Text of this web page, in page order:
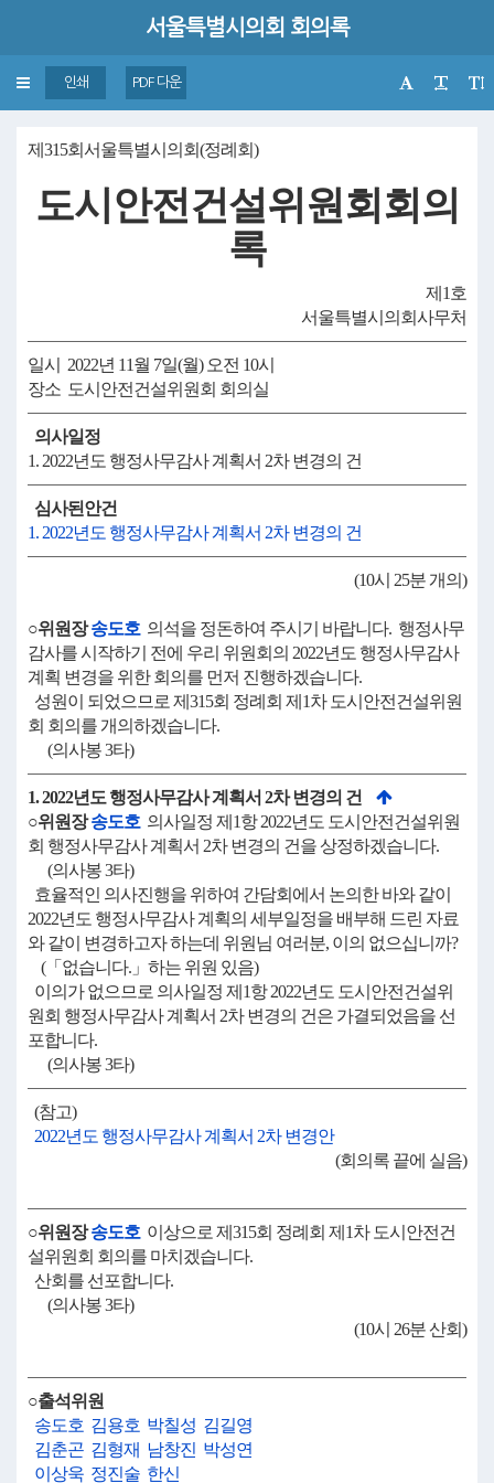
서울특별시의회 회의록
Toggle
navigation
인쇄 PDF 다운
제315회서울특별시의회(정례회)
도시안전건설위원회회의
록
제1호
서울특별시의회사무처
일시 2022년 11월 7일(월) 오전 10시
장소 도시안전건설위원회 회의실
의사일정
1. 2022년도 행정사무감사 계획서 2차 변경의 건
심사된안건
1. 2022년도 행정사무감사 계획서 2차 변경의 건
(10시 25분 개의)
○위원장송도호 의석을 정돈하여 주시기 바랍니다. 행정사무
감사를 시작하기 전에 우리 위원회의 2022년도 행정사무감사
계획 변경을 위한 회의를 먼저 진행하겠습니다.
성원이 되었으므로 제315회 정례회 제1차 도시안전건설위원
회 회의를 개의하겠습니다.
(의사봉 3타)
1. 2022년도 행정사무감사 계획서 2차 변경의 건
○위원장송도호 의사일정 제1항 2022년도 도시안전건설위원
회 행정사무감사 계획서 2차 변경의 건을 상정하겠습니다.
(의사봉 3타)
효율적인 의사진행을 위하여 간담회에서 논의한 바와 같이
2022년도 행정사무감사 계획의 세부일정을 배부해 드린 자료
와 같이 변경하고자 하는데 위원님 여러분, 이의 없으십니까?
(「없습니다.」하는 위원 있음)
이의가 없으므로 의사일정 제1항 2022년도 도시안전건설위
원회 행정사무감사 계획서 2차 변경의 건은 가결되었음을 선
포합니다.
(의사봉 3타)
(참고)
2022년도 행정사무감사 계획서 2차 변경안
(회의록 끝에 실음)
○위원장송도호 이상으로 제315회 정례회 제1차 도시안전건
설위원회 회의를 마치겠습니다.
산회를 선포합니다.
(의사봉 3타)
(10시 26분 산회)
○출석위원
송도호 김용호 박칠성 김길영
김춘곤 김형재 남창진 박성연
이상욱 정진술 한신